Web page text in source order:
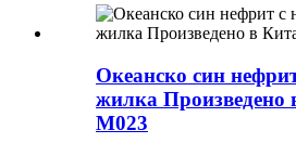
Океанско син
жилка Произведено
M023